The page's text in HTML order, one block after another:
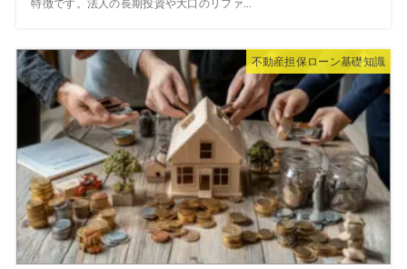
特徴です。法人の長期投資や大口のリファ...
不動産担保ローン基礎知識